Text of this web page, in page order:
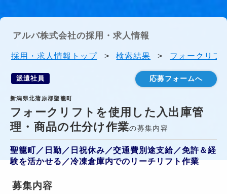
アルパ株式会社の採用・求人情報
採用・求人情報トップ > 検索結果 > フォークリフ
派遣社員 応募フォームへ
新潟県北蒲原郡聖籠町
フォークリフトを使用した入出庫管
理・商品の仕分け作業の募集内容
聖籠町／日勤／日祝休み／交通費別途支給／免許＆経
験を活かせる／冷凍倉庫内でのリーチリフト作業
募集内容